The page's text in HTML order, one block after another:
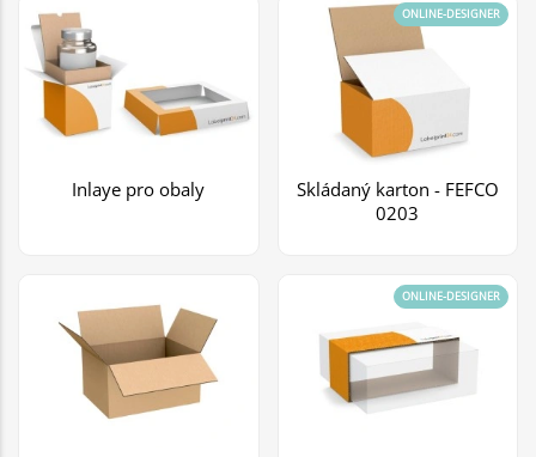
Inlaye pro obaly
Skládaný karton - FEFCO
0203
ONLINE-DESIGNER
ONLINE-DESIGNER